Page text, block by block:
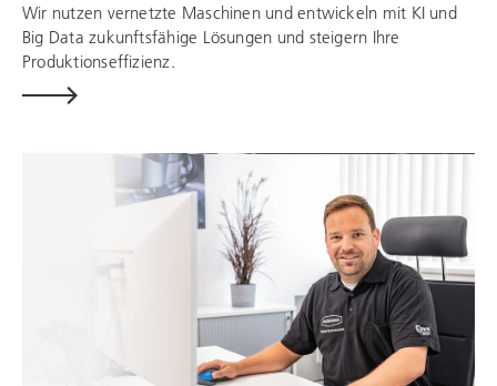
Wir nutzen vernetzte Maschinen und entwickeln mit KI und
Big Data zukunftsfähige Lösungen und steigern Ihre
Produktionseffizienz.